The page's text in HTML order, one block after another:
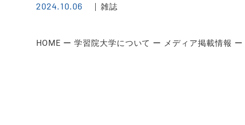
2024.10.06 雑誌
HOME 学習院大学について メディア掲載情報